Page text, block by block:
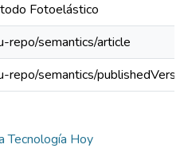
Fotoelástico
repo/semantics/article
repo/semantics/
Tecnología Hoy